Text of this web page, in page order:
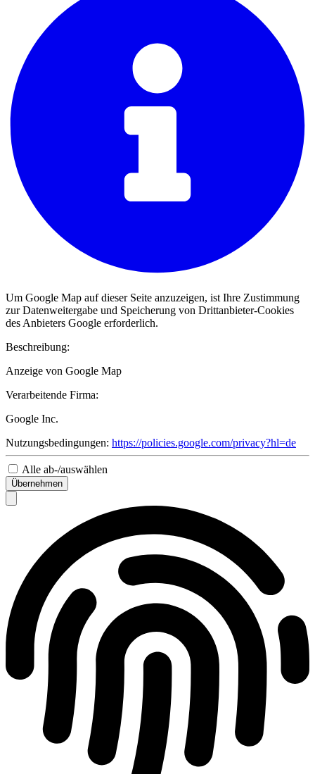
Um Google Map auf dieser Seite anzuzeigen, ist Ihre Zustimmung
zur Datenweitergabe und Speicherung von Drittanbieter-Cookies
des Anbieters Google erforderlich.
Beschreibung:
Anzeige von Google Map
Verarbeitende Firma:
Google Inc.
Nutzungsbedingungen: https://policies.google.com/privacy?hl=de
Alle ab-/auswählen
Übernehmen